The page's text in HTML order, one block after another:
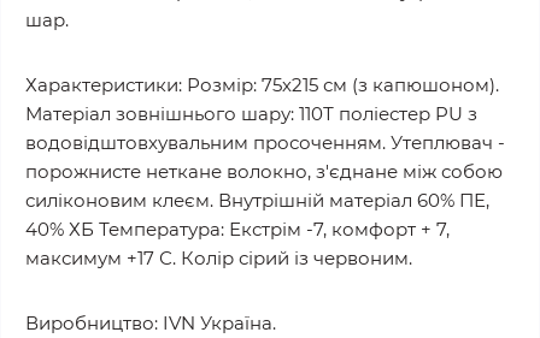
шар.
Характеристики: Розмір: 75х215 см (з капюшоном).
Матеріал зовнішнього шару: 110Т поліестер PU з
водовідштовхувальним просоченням. Утеплювач -
порожнисте неткане волокно, з'єднане між собою
силіконовим клеєм. Внутрішній матеріал 60% ПЕ,
40% ХБ Температура: Екстрім -7, комфорт + 7,
максимум +17 С. Колір сірий із червоним.
Виробництво: IVN Україна.